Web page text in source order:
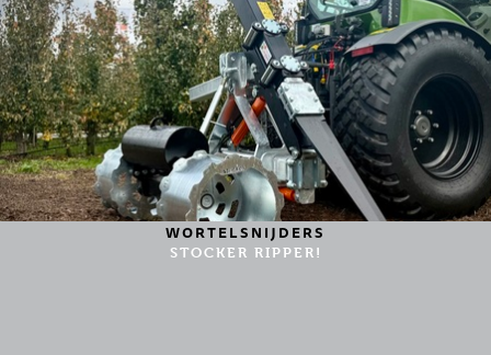
WORTELSNIJDERS
STOCKER RIPPER!